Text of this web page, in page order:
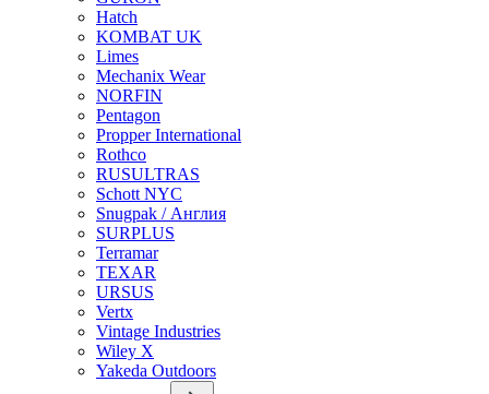
Hatch
KOMBAT UK
Limes
Mechanix Wear
NORFIN
Pentagon
Propper International
Rothco
RUSULTRAS
Schott NYC
Snugpak / Англия
SURPLUS
Terramar
TEXAR
URSUS
Vertx
Vintage Industries
Wiley X
Yakeda Outdoors